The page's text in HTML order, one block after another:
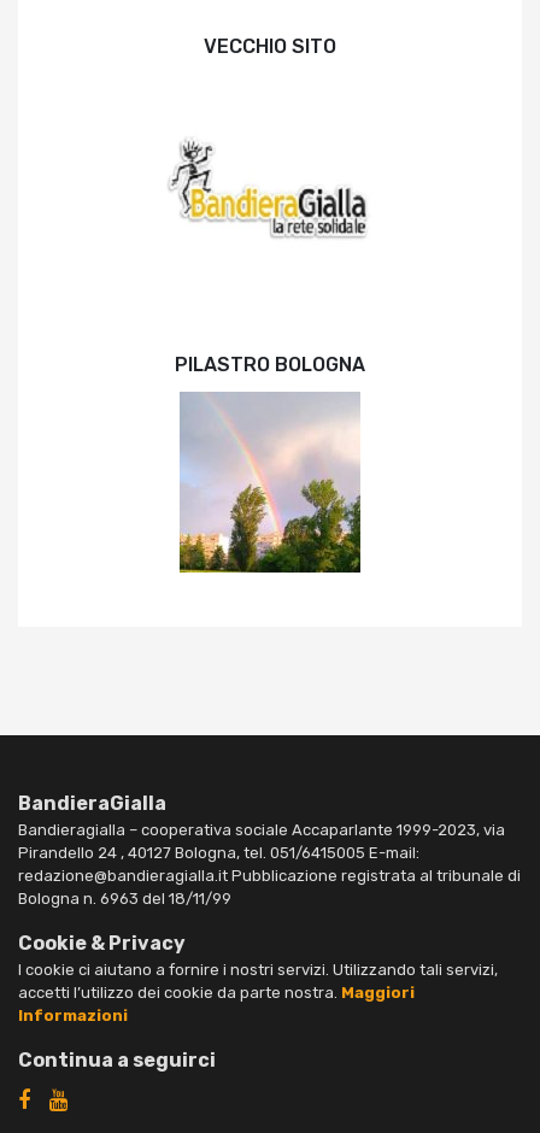
VECCHIO SITO
PILASTRO BOLOGNA
BandieraGialla
Bandieragialla – cooperativa sociale Accaparlante 1999-2023, via
Pirandello 24 , 40127 Bologna, tel. 051/6415005 E-mail:
redazione@bandieragialla.it Pubblicazione registrata al tribunale di
Bologna n. 6963 del 18/11/99
Cookie & Privacy
I cookie ci aiutano a fornire i nostri servizi. Utilizzando tali servizi,
accetti l’utilizzo dei cookie da parte nostra. Maggiori
Informazioni
Continua a seguirci